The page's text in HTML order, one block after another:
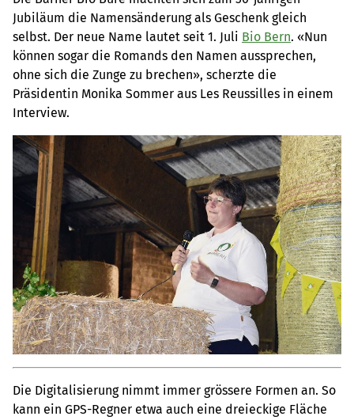
Jubiläum die Namensänderung als Geschenk gleich
selbst. Der neue Name lautet seit 1. Juli Bio Bern. «Nun
können sogar die Romands den Namen aussprechen,
ohne sich die Zunge zu brechen», scherzte die
Präsidentin Monika Sommer aus Les Reussilles in einem
Interview.
Die Digitalisierung nimmt immer grössere Formen an. So
kann ein GPS-Regner etwa auch eine dreieckige Fläche